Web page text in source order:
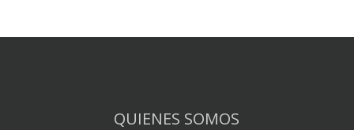
QUIENES SOMOS